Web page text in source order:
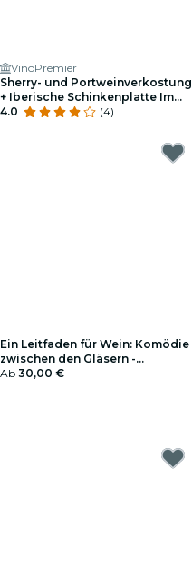
VinoPremier
Sherry- und Portweinverkostung
+ Iberische Schinkenplatte Im
VinoPremier
4.0 (4)
Ein Leitfaden für Wein: Komödie
zwischen den Gläsern -
Geschenkgutschein
Ab 30,00 €